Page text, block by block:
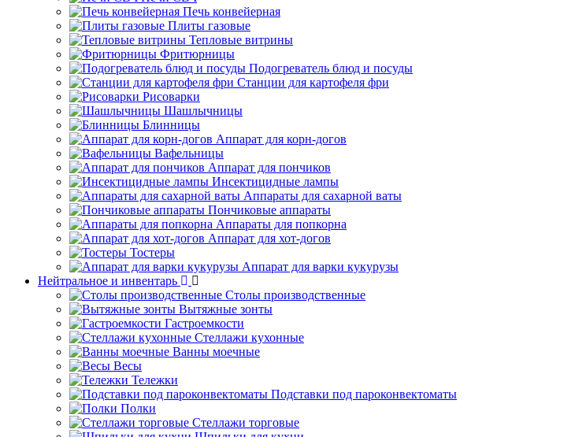
Печь конвейерная
Плиты газовые
Тепловые витрины
Фритюрницы
Подогреватель блюд и посуды
Станции для картофеля фри
Рисоварки
Шашлычницы
Блинницы
Аппарат для корн-догов
Вафельницы
Аппарат для пончиков
Инсектицидные лампы
Аппараты для сахарной ваты
Пончиковые аппараты
Аппараты для попкорна
Аппарат для хот-догов
Тостеры
Аппарат для варки кукурузы
Нейтральное и инвентарь
Столы производственные
Вытяжные зонты
Гастроемкости
Стеллажи кухонные
Ванны моечные
Весы
Тележки
Подставки под пароконвектоматы
Полки
Стеллажи торговые